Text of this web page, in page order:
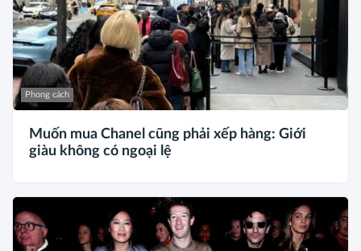
Phong cách
Muốn mua Chanel cũng phải xếp hàng: Giới
giàu không có ngoại lệ